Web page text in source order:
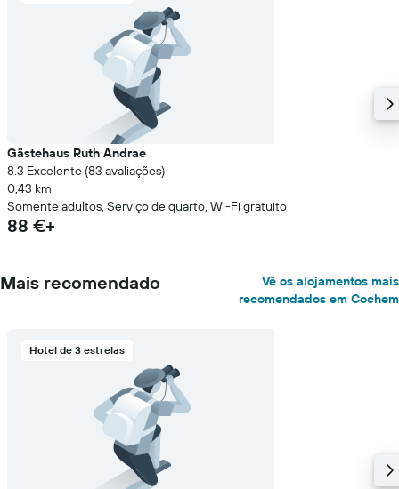
Gästehaus Ruth Andrae
8.3 Excelente (83 avaliações)
0,43 km
Somente adultos, Serviço de quarto, Wi-Fi gratuito
88 €+
Mais recomendado
Vê os alojamentos mais
recomendados em Cochem
Hotel de 3 estrelas